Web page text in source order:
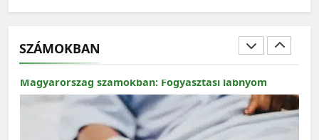
SZÁMOKBAN
MAGYARORSZÁG SZÁMOKBAN
Magyarország számokban: Fogyasztási lábnyom